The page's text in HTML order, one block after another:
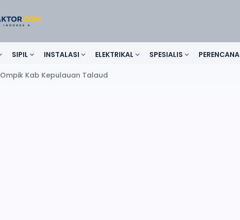
SIPIL INSTALASI ELEKTRIKAL SPESIALIS PERENCANA
Ompik Kab Kepulauan Talaud